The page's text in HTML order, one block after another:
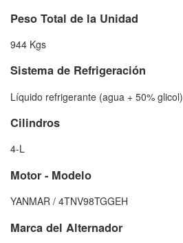
Peso Total de la Unidad
944 Kgs
Sistema de Refrigeración
Líquido refrigerante (agua + 50% glicol)
Cilindros
4-L
Motor - Modelo
YANMAR / 4TNV98TGGEH
Marca del Alternador